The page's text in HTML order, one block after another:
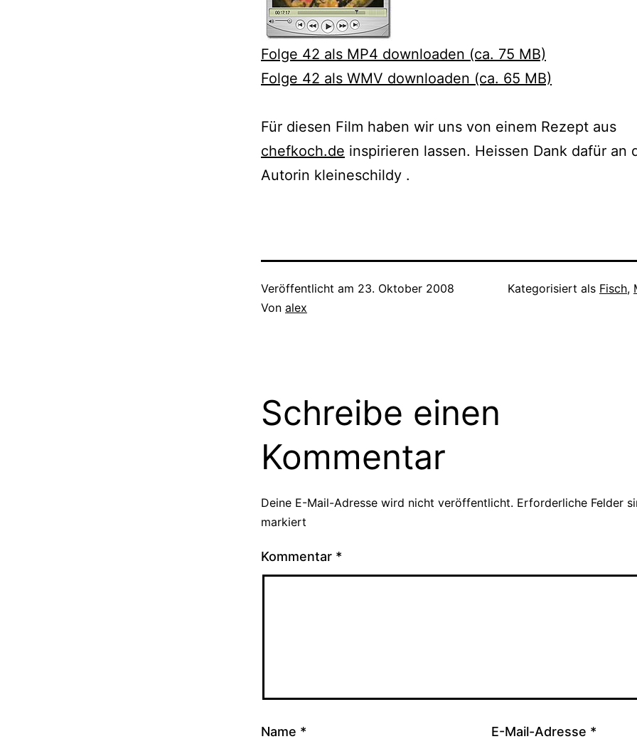
Folge 42 als MP4 downloaden (ca. 75 MB)
Folge 42 als WMV downloaden (ca. 65 MB)
Für diesen Film haben wir uns von einem Rezept aus
chefkoch.de inspirieren lassen. Heissen Dank dafür an
Autorin kleineschildy .
Veröffentlicht am 23. Oktober 2008
Von alex
Kategorisiert als Fisch,
Schreibe einen
Kommentar
Deine E-Mail-Adresse wird nicht veröffentlicht. Erforderliche Felder
markiert
Kommentar *
Name * E-Mail-Adresse *